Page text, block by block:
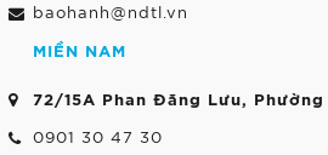
baohanh@ndtl.vn
MIỀN NAM
72/15A Phan Đăng Lưu,
0901 30 47 30